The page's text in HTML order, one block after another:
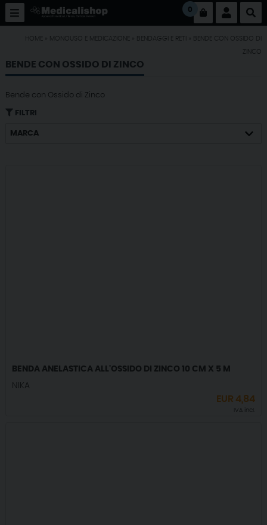
0
HOME MONOUSO E MEDICAZIONE BENDAGGI E RETI
BENDE CON OSSIDO DI
ZINCO
BENDE CON OSSIDO DI ZINCO
Bende con Ossido di Zinco
FILTRI
MARCA
BENDA ANELASTICA ALL'OSSIDO DI ZINCO 10 CM X 5 M
NIKA
EUR 4,84
IVA incl.